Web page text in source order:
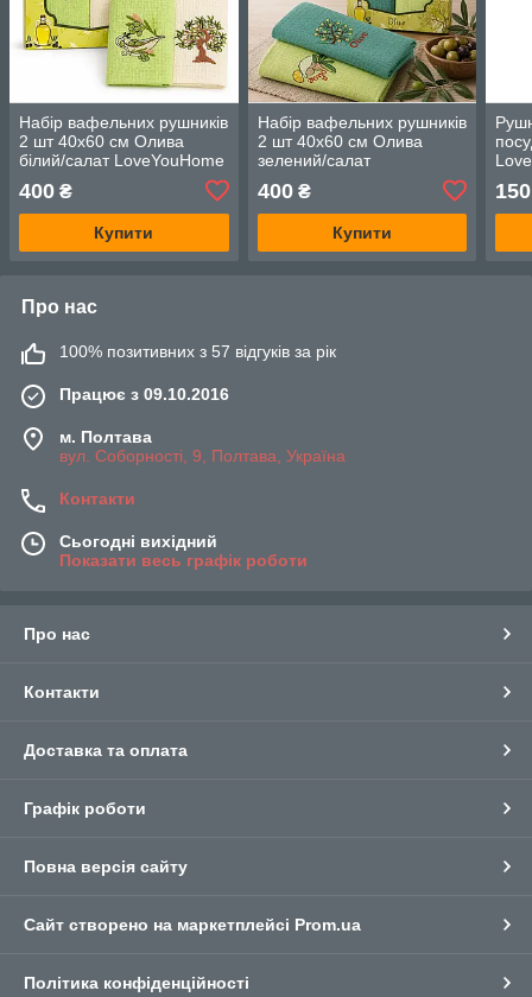
Набір вафельних рушників
2 шт 40x60 см Олива
білий/салат LoveYouHome
400 ₴
Купити
Набір вафельних рушників
2 шт 40x60 см Олива
зелений/салат
400₴
Купити
150
Про нас
100% позитивних з 57 відгуків за рік
Працює з 09.10.2016
м. Полтава
вул. Соборності, 9, Полтава, Україна
Контакти
Сьогодні вихідний
Показати весь графік роботи
Про нас
Контакти
Доставка та оплата
Графік роботи
Повна версія сайту
Сайт створено на маркетплейсі Prom.ua
Політика конфіденційності